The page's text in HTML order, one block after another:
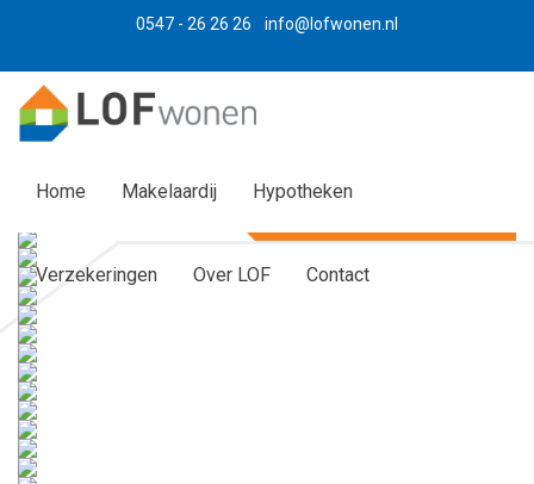
0547 - 26 26 26 info@lofwonen.nl
Home Makelaardij Hypotheken
Verzekeringen Over LOF Contact